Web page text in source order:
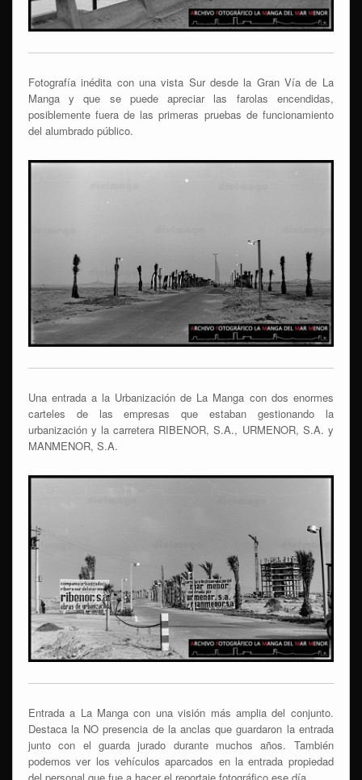
Fotografía inédita con una vista Sur desde la Gran Vía de La
Manga y que se puede apreciar las farolas encendidas,
posiblemente fuera de las primeras pruebas de funcionamiento
del alumbrado público.
Una entrada a la Urbanización de La Manga con dos enormes
carteles de las empresas que estaban gestionando la
urbanización y la carretera RIBENOR, S.A., URMENOR, S.A. y
MANMENOR, S.A.
Entrada a La Manga con una visión más amplia del conjunto.
Destaca la NO presencia de la anclas que guardaron la entrada
junto con el guarda jurado durante muchos años. También
podemos ver los vehículos aparcados en la entrada propiedad